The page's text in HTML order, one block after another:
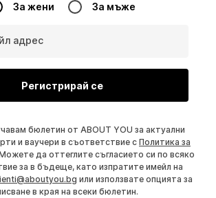
За жени За мъже
адрес
Регистрирай се
бюлетин от ABOUT YOU за актуални
и ваучери в съответствие с Политика за
да оттеглите съгласието си по всяко
за в бъдеще, като изпратите имейл на
или използвате опцията за
в края на всеки бюлетин.